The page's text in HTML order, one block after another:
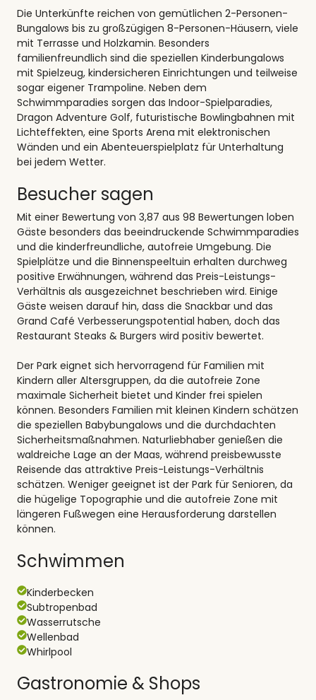
Die Unterkünfte reichen von gemütlichen 2-Personen-
Bungalows bis zu großzügigen 8-Personen-Häusern, viele
mit Terrasse und Holzkamin. Besonders
familienfreundlich sind die speziellen Kinderbungalows
mit Spielzeug, kindersicheren Einrichtungen und teilweise
sogar eigener Trampoline. Neben dem
Schwimmparadies sorgen das Indoor-Spielparadies,
Dragon Adventure Golf, futuristische Bowlingbahnen mit
Lichteffekten, eine Sports Arena mit elektronischen
Wänden und ein Abenteuerspielplatz für Unterhaltung
bei jedem Wetter.
Besucher sagen
Mit einer Bewertung von 3,87 aus 98 Bewertungen loben
Gäste besonders das beeindruckende Schwimmparadies
und die kinderfreundliche, autofreie Umgebung. Die
Spielplätze und die Binnenspeeltuin erhalten durchweg
positive Erwähnungen, während das Preis-Leistungs-
Verhältnis als ausgezeichnet beschrieben wird. Einige
Gäste weisen darauf hin, dass die Snackbar und das
Grand Café Verbesserungspotential haben, doch das
Restaurant Steaks & Burgers wird positiv bewertet.
Der Park eignet sich hervorragend für Familien mit
Kindern aller Altersgruppen, da die autofreie Zone
maximale Sicherheit bietet und Kinder frei spielen
können. Besonders Familien mit kleinen Kindern schätzen
die speziellen Babybungalows und die durchdachten
Sicherheitsmaßnahmen. Naturliebhaber genießen die
waldreiche Lage an der Maas, während preisbewusste
Reisende das attraktive Preis-Leistungs-Verhältnis
schätzen. Weniger geeignet ist der Park für Senioren, da
die hügelige Topographie und die autofreie Zone mit
längeren Fußwegen eine Herausforderung darstellen
können.
Schwimmen
Kinderbecken
Subtropenbad
Wasserrutsche
Wellenbad
Whirlpool
Gastronomie & Shops